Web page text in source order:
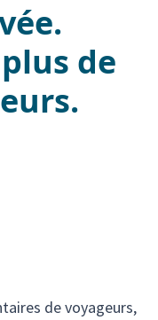
de
de voyageurs,